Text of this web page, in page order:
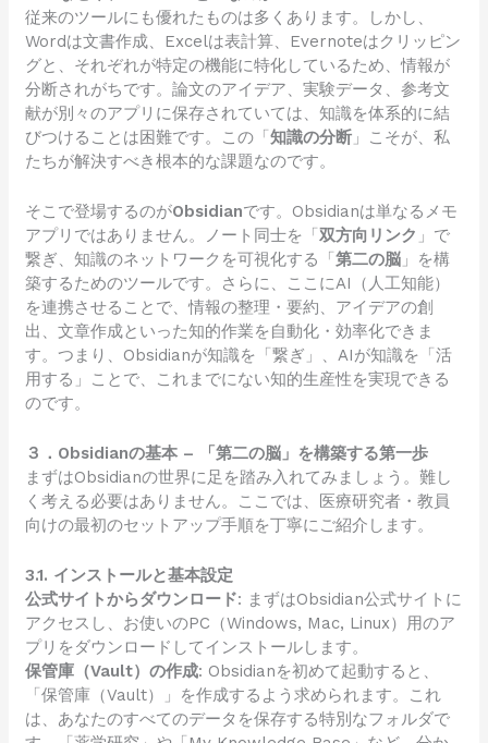
従来のツールにも優れたものは多くあります。しかし、
Wordは文書作成、Excelは表計算、Evernoteはクリッピン
グと、それぞれが特定の機能に特化しているため、情報が
分断されがちです。論文のアイデア、実験データ、参考文
献が別々のアプリに保存されていては、知識を体系的に結
びつけることは困難です。この「知識の分断 」こそが、私
たちが解決すべき根本的な課題なのです。
そこで登場するのがObsidianです。Obsidianは単なるメモ
アプリではありません。ノート同士を「双方向リンク 」で
繋ぎ、知識のネットワークを可視化する「第二の脳 」を構
築するためのツールです。さらに、ここにAI（人工知能）
を連携させることで、情報の整理・要約、アイデアの創
出、文章作成といった知的作業を自動化・効率化できま
す。つまり、Obsidianが知識を「繋ぎ」、AIが知識を「活
用する」ことで、これまでにない知的生産性を実現できる
のです。
３．Obsidianの基本 – 「第二の脳」を構築する第一歩
まずはObsidianの世界に足を踏み入れてみましょう。難し
く考える必要はありません。ここでは、医療研究者・教員
向けの最初のセットアップ手順を丁寧にご紹介します。
3.1. インストールと基本設定
公式サイトからダウンロード: まずはObsidian公式サイト に
アクセスし、お使いのPC（Windows, Mac, Linux）用のア
プリをダウンロードしてインストールします。
保管庫（Vault）の作成: Obsidianを初めて起動すると、
「保管庫（Vault）」を作成するよう求められます。これ
は、あなたのすべてのデータを保存する特別なフォルダで